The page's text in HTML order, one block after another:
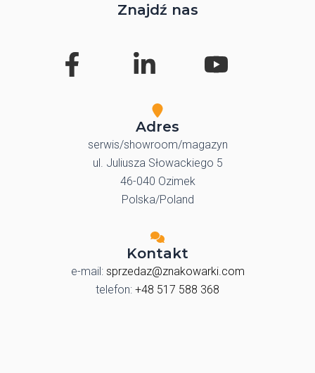
Znajdź nas
Adres
serwis/showroom/magazyn
ul. Juliusza Słowackiego 5
46-040 Ozimek
Polska/Poland
Kontakt
e-mail: sprzedaz@znakowarki.com
telefon: +48 517 588 368